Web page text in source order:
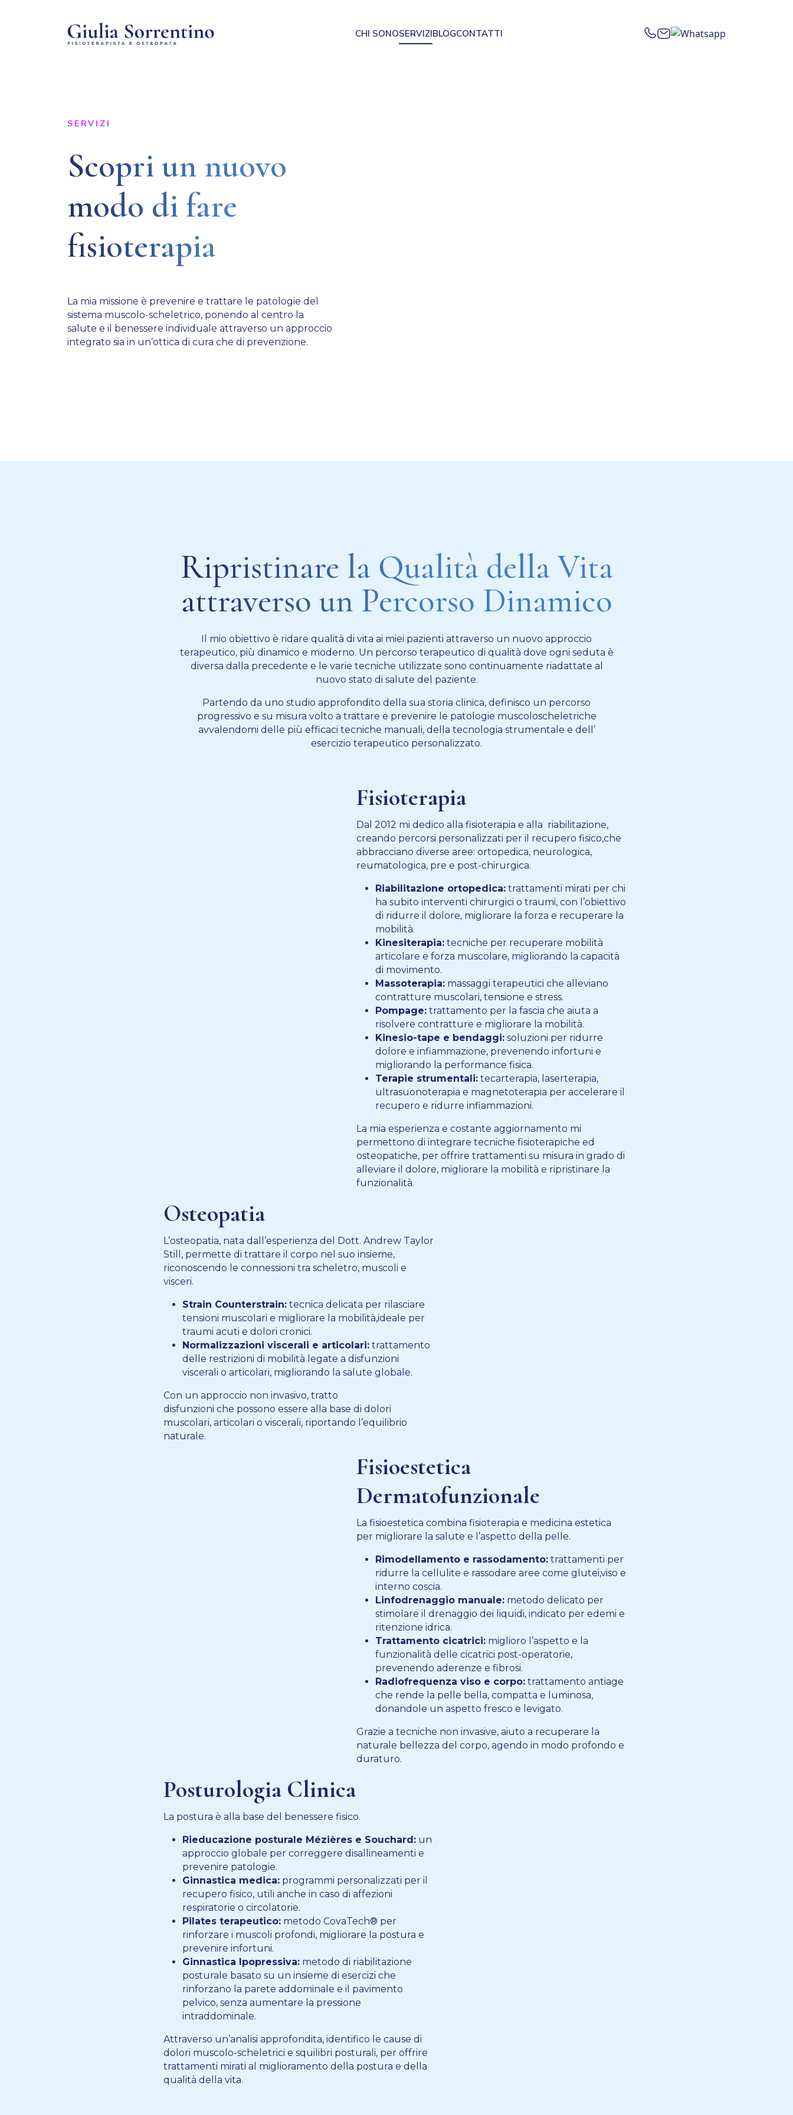
CHI SONOSERVIZIBLOGCONTATTI
SERVIZI
Scopri un nuovo
modo di fare
fisioterapia
La mia missione è prevenire e trattare le patologie del
sistema muscolo-scheletrico, ponendo al centro la
salute e il benessere individuale attraverso un approccio
integrato sia in un’ottica di cura che di prevenzione.
Ripristinare la Qualità della Vita
attraverso un Percorso Dinamico
Il mio obiettivo è ridare qualità di vita ai miei pazienti attraverso un nuovo approccio
terapeutico, più dinamico e moderno. Un percorso terapeutico di qualità dove ogni seduta è
diversa dalla precedente e le varie tecniche utilizzate sono continuamente riadattate al
nuovo stato di salute del paziente.
Partendo da uno studio approfondito della sua storia clinica, definisco un percorso
progressivo e su misura volto a trattare e prevenire le patologie muscoloscheletriche
avvalendomi delle più efficaci tecniche manuali, della tecnologia strumentale e dell’
esercizio terapeutico personalizzato.
Fisioterapia
Dal 2012 mi dedico alla fisioterapia e alla riabilitazione,
creando percorsi personalizzati per il recupero fisico,che
abbracciano diverse aree: ortopedica, neurologica,
reumatologica, pre e post-chirurgica.
Riabilitazione ortopedica: trattamenti mirati per chi
ha subito interventi chirurgici o traumi, con l’obiettivo
di ridurre il dolore, migliorare la forza e recuperare la
mobilità.
Kinesiterapia: tecniche per recuperare mobilità
articolare e forza muscolare, migliorando la capacità
di movimento.
Massoterapia: massaggi terapeutici che alleviano
contratture muscolari, tensione e stress.
Pompage: trattamento per la fascia che aiuta a
risolvere contratture e migliorare la mobilità.
Kinesio-tape e bendaggi: soluzioni per ridurre
dolore e infiammazione, prevenendo infortuni e
migliorando la performance fisica.
Terapie strumentali: tecarterapia, laserterapia,
ultrasuonoterapia e magnetoterapia per accelerare il
recupero e ridurre infiammazioni.
La mia esperienza e costante aggiornamento mi
permettono di integrare tecniche fisioterapiche ed
osteopatiche, per offrire trattamenti su misura in grado di
alleviare il dolore, migliorare la mobilità e ripristinare la
funzionalità.
Osteopatia
L’osteopatia, nata dall’esperienza del Dott. Andrew Taylor
Still, permette di trattare il corpo nel suo insieme,
riconoscendo le connessioni tra scheletro, muscoli e
visceri.
Strain Counterstrain: tecnica delicata per rilasciare
tensioni muscolari e migliorare la mobilità,ideale per
traumi acuti e dolori cronici.
Normalizzazioni viscerali e articolari: trattamento
delle restrizioni di mobilità legate a disfunzioni
viscerali o articolari, migliorando la salute globale.
Con un approccio non invasivo, tratto
disfunzioni che possono essere alla base di dolori
muscolari, articolari o viscerali, riportando l’equilibrio
naturale.
Fisioestetica
Dermatofunzionale
La fisioestetica combina fisioterapia e medicina estetica
per migliorare la salute e l’aspetto della pelle.
Rimodellamento e rassodamento: trattamenti per
ridurre la cellulite e rassodare aree come glutei,viso e
interno coscia.
Linfodrenaggio manuale: metodo delicato per
stimolare il drenaggio dei liquidi, indicato per edemi e
ritenzione idrica.
Trattamento cicatrici: miglioro l’aspetto e la
funzionalità delle cicatrici post-operatorie,
prevenendo aderenze e fibrosi.
Radiofrequenza viso e corpo: trattamento antiage
che rende la pelle bella, compatta e luminosa,
donandole un aspetto fresco e levigato.
Grazie a tecniche non invasive, aiuto a recuperare la
naturale bellezza del corpo, agendo in modo profondo e
duraturo.
Posturologia Clinica
La postura è alla base del benessere fisico.
Rieducazione posturale Mézières e Souchard: un
approccio globale per correggere disallineamenti e
prevenire patologie.
Ginnastica medica: programmi personalizzati per il
recupero fisico, utili anche in caso di affezioni
respiratorie o circolatorie.
Pilates terapeutico: metodo CovaTech® per
rinforzare i muscoli profondi, migliorare la postura e
prevenire infortuni.
Ginnastica Ipopressiva: metodo di riabilitazione
posturale basato su un insieme di esercizi che
rinforzano la parete addominale e il pavimento
pelvico, senza aumentare la pressione
intraddominale.
Attraverso un’analisi approfondita, identifico le cause di
dolori muscolo-scheletrici e squilibri posturali, per offrire
trattamenti mirati al miglioramento della postura e della
qualità della vita.